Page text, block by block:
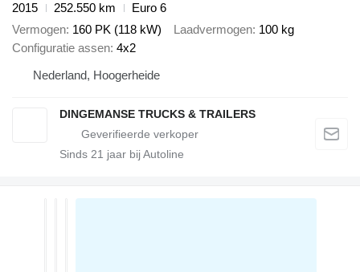
2015
252.550 km
Euro 6
Vermogen 160 PK (118 kW) Laadvermogen 100 kg
Configuratie assen 4x2
Nederland, Hoogerheide
DINGEMANSE TRUCKS & TRAILERS
Sinds 21 jaar bij Autoline